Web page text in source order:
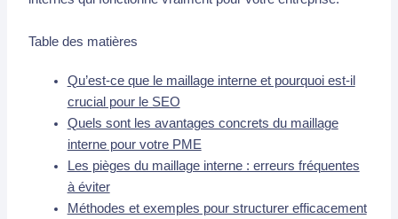
Table des matières
Qu’est-ce que le maillage interne et pourquoi est-il
crucial pour le SEO
Quels sont les avantages concrets du maillage
interne pour votre PME
Les pièges du maillage interne : erreurs fréquentes
à éviter
Méthodes et exemples pour structurer efficacement